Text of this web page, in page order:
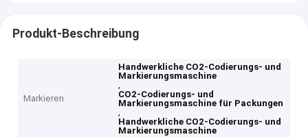
Produkt-Beschreibung
Markieren
Handwerkliche CO2-Codierungs- und
Markierungsmaschine
,
CO2-Codierungs- und
Markierungsmaschine für Packungen
,
Handwerkliche CO2-Codierungs- und
Markierungsmaschine